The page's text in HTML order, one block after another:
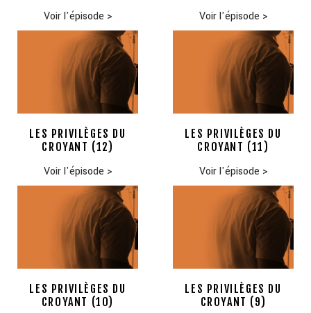
Voir l'épisode > Voir l'épisode >
LES PRIVILÈGES DU
CROYANT (12)
Voir l'épisode >
LES PRIVILÈGES DU
CROYANT (11)
Voir l'épisode >
LES PRIVILÈGES DU
CROYANT (10)
LES PRIVILÈGES DU
CROYANT (9)